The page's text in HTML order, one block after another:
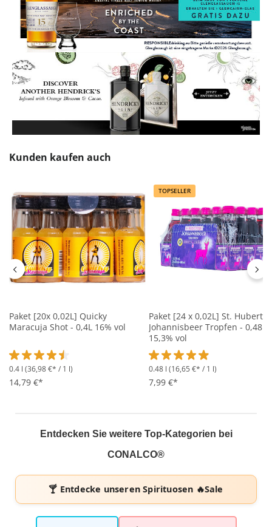
Produktgalerie überspringen
Kunden kaufen auch
Paket [20x 0,02L] Quicky
Maracuja Shot - 0,4L 16% vol
Durchschnittliche Bewertung von 4.5 von 5 Sternen
0.4 l (36,98 €* / 1 l)
14,79 €*
TOPSELLER
Paket [24 x 0,02L] St. Hubertus
Johannisbeer Tropfen - 0,48L
15,3% vol
Durchschnittliche
0.48 l (16,65 €* / 1 l)
7,99 €*
Entdecken Sie weitere Top-Kategorien bei
CONALCO®
🍸 Entdecke unserenSpirituosen 🔥Sale